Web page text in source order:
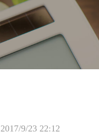
2017/9/23 22:12